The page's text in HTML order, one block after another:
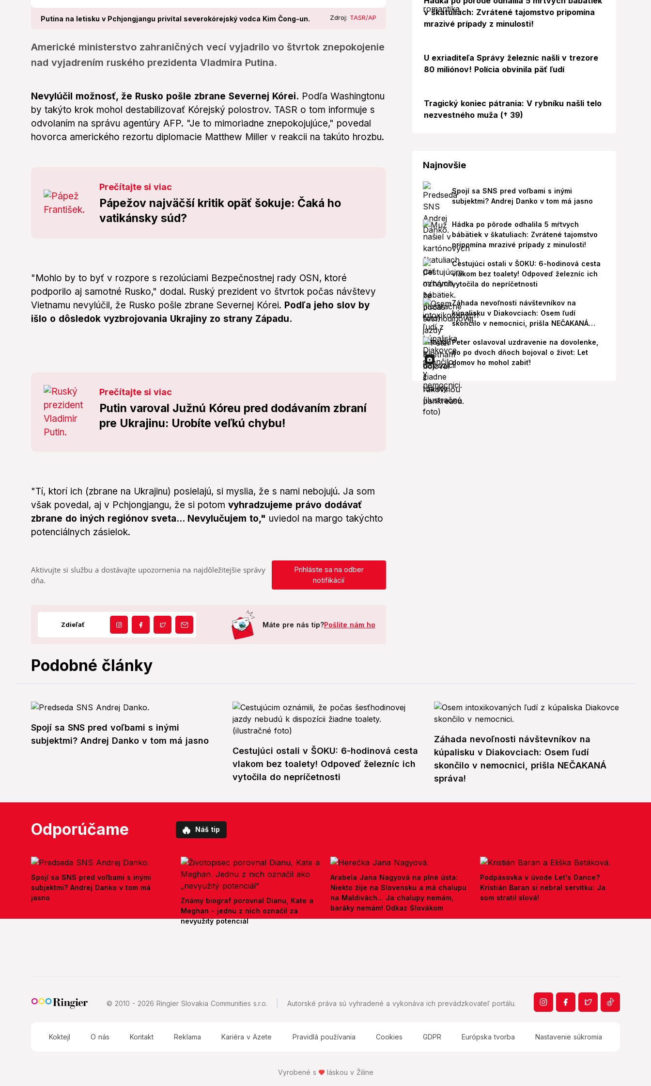
Putina na letisku v Pchjongjangu privítal severokórejský vodca Kim Čong-un. Zdroj: TASR/AP
Americké ministerstvo zahraničných vecí vyjadrilo vo štvrtok znepokojenie
nad vyjadrením ruského prezidenta Vladmira Putina.
Nevylúčil možnosť, že Rusko pošle zbrane Severnej Kórei. Podľa Washingtonu
by takýto krok mohol destabilizovať Kórejský polostrov. TASR o tom informuje s
odvolaním na správu agentúry AFP. "Je to mimoriadne znepokojujúce," povedal
hovorca amerického rezortu diplomacie Matthew Miller v reakcii na takúto hrozbu.
Prečítajte si viac
Pápežov najväčší kritik opäť šokuje: Čaká ho
vatikánsky súd?
"Mohlo by to byť v rozpore s rezolúciami Bezpečnostnej rady OSN, ktoré
podporilo aj samotné Rusko," dodal. Ruský prezident vo štvrtok počas návštevy
Vietnamu nevylúčil, že Rusko pošle zbrane Severnej Kórei. Podľa jeho slov by
išlo o dôsledok vyzbrojovania Ukrajiny zo strany Západu.
Prečítajte si viac
Putin varoval Južnú Kóreu pred dodávaním zbraní
pre Ukrajinu: Urobíte veľkú chybu!
"Tí, ktorí ich (zbrane na Ukrajinu) posielajú, si myslia, že s nami nebojujú. Ja som
však povedal, aj v Pchjongjangu, že si potom vyhradzujeme právo dodávať
zbrane do iných regiónov sveta... Nevylučujem to," uviedol na margo takýchto
potenciálnych zásielok.
Aktivujte si službu a dostávajte upozornenia na najdôležitejšie správy
dňa.
Prihláste sa na odber
notifikácií
Zdieľať Máte pre nás tip?Pošlite nám ho
v škatuliach: Zvrátené tajomstvo pripomína
mrazivé prípady z minulosti!
U exriaditeľa Správy železníc našli v trezore
80 miliónov! Polícia obvinila päť ľudí
Tragický koniec pátrania: V rybníku našli telo
nezvestného muža († 39)
Najnovšie
Spojí sa SNS pred voľbami s inými
subjektmi? Andrej Danko v tom má jasno
Hádka po pôrode odhalila 5 mŕtvych
bábätiek v škatuliach: Zvrátené tajomstvo
pripomína mrazivé prípady z minulosti!
Cestujúci ostali v ŠOKU: 6-hodinová cesta
vlakom bez toalety! Odpoveď železníc ich
vytočila do nepríčetnosti
Záhada nevoľnosti návštevníkov na
kúpalisku v Diakovciach: Osem ľudí
skončilo v nemocnici, prišla NEČAKANÁ
Peter oslavoval uzdravenie na dovolenke,
no po dvoch dňoch bojoval o život: Let
domov ho mohol zabiť!
Podobné články
Spojí sa SNS pred voľbami s inými
subjektmi? Andrej Danko v tom má jasno
Cestujúci ostali v ŠOKU: 6-hodinová cesta
vlakom bez toalety! Odpoveď železníc ich
vytočila do nepríčetnosti
Záhada nevoľnosti návštevníkov na
kúpalisku v Diakovciach: Osem ľudí
skončilo v nemocnici, prišla NEČAKANÁ
správa!
Odporúčame 🔥 Náš tip
Spojí sa SNS pred voľbami s inými
subjektmi? Andrej Danko v tom má
jasno
Známy biograf porovnal Dianu, Kate a
Meghan - jednu z nich označil za
nevyužitý potenciál
Arabela Jana Nagyová na plné ústa:
Niekto žije na Slovensku a má chalupu
na Maldivách... Ja chalupy nemám,
baráky nemám! Odkaz Slovákom
Podpásovka v úvode Let's Dance?
Kristián Baran si nebral servítku: Ja
som stratil slová!
© 2010 - 2026 Ringier Slovakia Communities s.r.o. Autorské práva sú vyhradené a vykonáva ich prevádzkovateľ portálu.
Koktejl O nás Kontakt Reklama Kariéra v Azete Pravidlá používania Cookies GDPR Európska tvorba Nastavenie súkromia
Vyrobené s láskou v Žiline